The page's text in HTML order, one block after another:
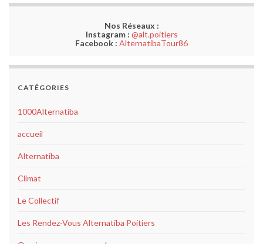
Nos Réseaux :
Instagram : @alt.poitiers
Facebook : AlternatibaTour86
CATÉGORIES
1000Alternatiba
accueil
Alternatiba
Climat
Le Collectif
Les Rendez-Vous Alternatiba Poitiers